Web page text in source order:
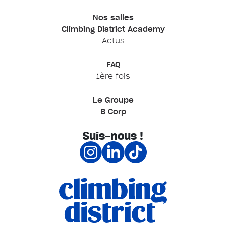
Nos salles
Climbing District Academy
Actus
FAQ
1ère fois
Le Groupe
B Corp
Suis-nous !